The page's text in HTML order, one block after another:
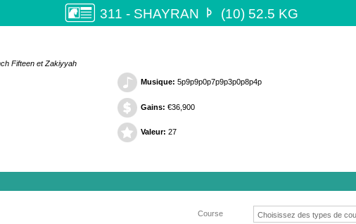
311 - SHAYRAN  (10) 52.5 KG
Fifteen et Zakiyyah
Musique: 5p9p9p0p7p9p3p0p8p4p
Gains: €36,900
Valeur: 27
Course